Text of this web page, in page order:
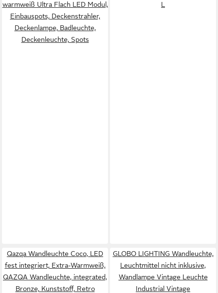
warmweiß Ultra Flach LED Modul,
Einbauspots, Deckenstrahler,
Deckenlampe, Badleuchte,
Deckenleuchte, Spots
L
Qazqa Wandleuchte Coco, LED
fest integriert, Extra-Warmweiß,
QAZQA Wand­leuchte, integrated,
Bronze, Kunststoff, Retro
GLOBO LIGHTING Wandleuchte,
Leuchtmittel nicht inklusive,
Wandlampe Vintage Leuchte
Industrial Vintage